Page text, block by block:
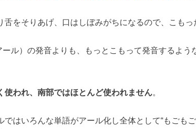
舌をそりあげ、口はしぼみがちになるので、こもっ
ル）の発音よりも、もっとこもって発音するよう
使われ、南部ではほとんど使われません。
ではいろんな単語がアール化し全体として“もごも